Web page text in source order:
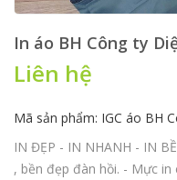
In áo BH Công ty
Liên hệ
Mã sản phẩm: IGC áo BH
IN ĐẸP - IN NHANH - IN
, bền đẹp đàn hồi. - Mực